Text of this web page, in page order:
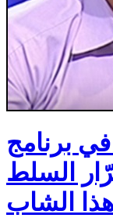
برنامج
السلط
الشاب